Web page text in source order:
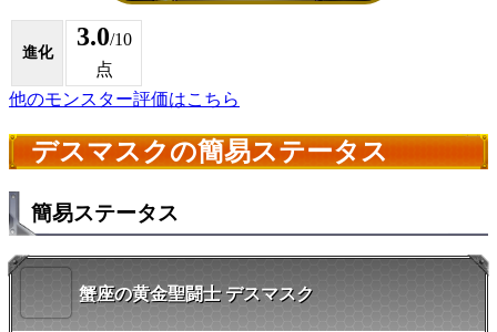
進化
3.0/10
点
他のモンスター評価はこちら
デスマスクの簡易ステータス
簡易ステータス
蟹座の黄金聖闘士 デスマスク